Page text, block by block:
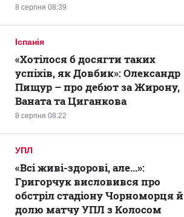
8 серпня 08:39
Іспанія
8 серпня 08:22
«Хотілося б досягти таких
успіхів, як Довбик»: Олександр
Пищур – про дебют за Жирону,
Ваната та Циганкова
УПЛ
«Всі живі-здорові, але...»:
Григорчук висловився про
обстріл стадіону Чорноморця й
долю матчу УПЛ з Колосом